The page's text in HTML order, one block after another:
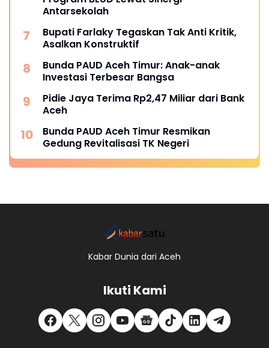
Antarsekolah
Bupati Farlaky Tegaskan Tak Anti Kritik,
Asalkan Konstruktif
Bunda PAUD Aceh Timur: Anak-anak
Investasi Terbesar Bangsa
Pidie Jaya Terima Rp2,47 Miliar dari Bank
Aceh
Bunda PAUD Aceh Timur Resmikan
Gedung Revitalisasi TK Negeri
Kabar Dunia dari Aceh
Ikuti Kami